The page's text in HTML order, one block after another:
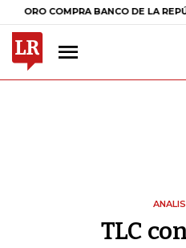
COMPRA BANCO DE LA REPÚBLICA
TLC